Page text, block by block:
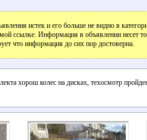
истек и его больше не видно в
ссылке. Информация в объявлении несет
что информация до сих пор достоверна.
хорош колес на дисках, техосмотр